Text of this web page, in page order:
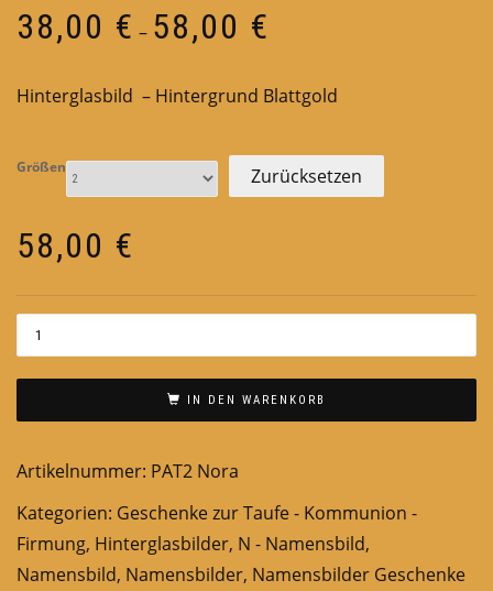
38,00 € – 58,00 €
58,00 €
Hinterglasbild – Hintergrund Blattgold
Größen Zurücksetzen
58,00 €
IN DEN WARENKORB
Artikelnummer: PAT2 Nora
Kategorien: Geschenke zur Taufe - Kommunion -
Firmung, Hinterglasbilder, N - Namensbild,
Namensbild, Namensbilder, Namensbilder Geschenke